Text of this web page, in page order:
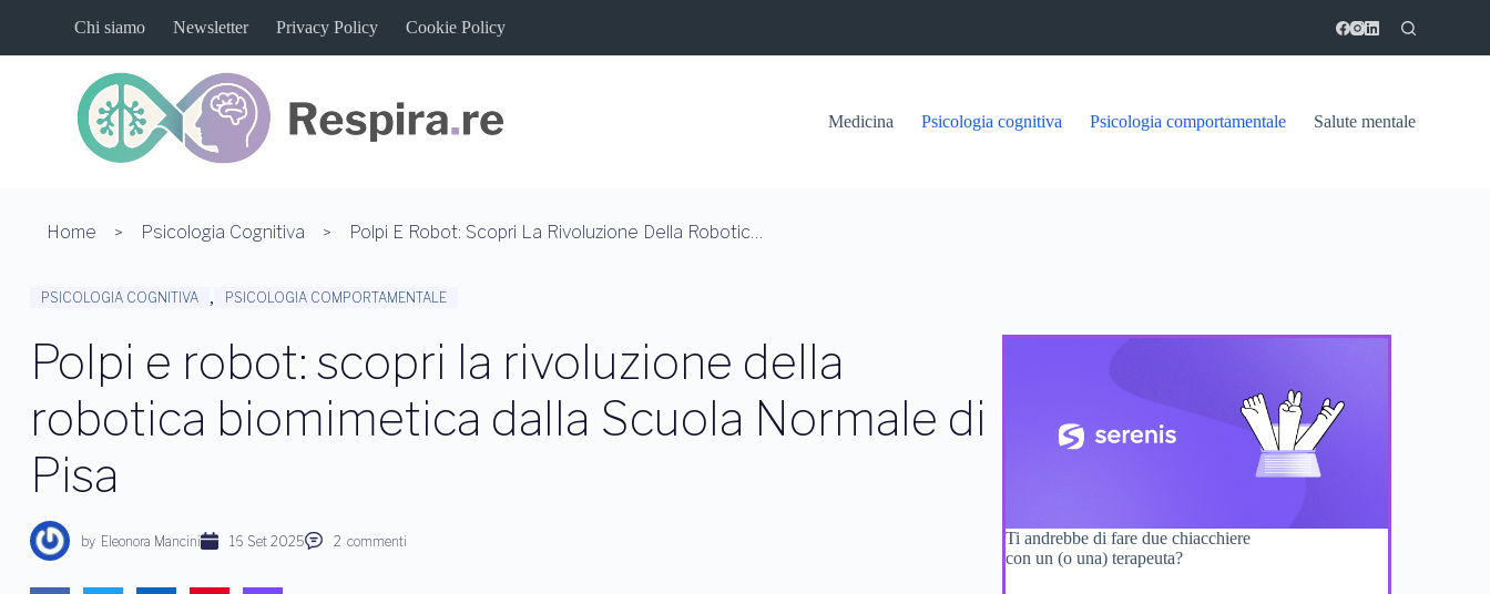
l
Chi siamo Newsletter Privacy Policy Cookie Policy
Medicina Psicologia cognitiva Psicologia comportamentale Salute mentale
Home Psicologia Cognitiva Polpi E Robot: Scopri La Rivoluzione Della Robotica Biomimetica Dalla Scuola Normale Di Pisa
PSICOLOGIA COGNITIVA , PSICOLOGIA COMPORTAMENTALE
Polpi e robot: scopri la rivoluzione della
robotica biomimetica dalla Scuola Normale di
Pisa
by Eleonora Mancini 16 Set 2025 2 commenti
Ti andrebbe di fare due chiacchiere
con un (o una) terapeuta?